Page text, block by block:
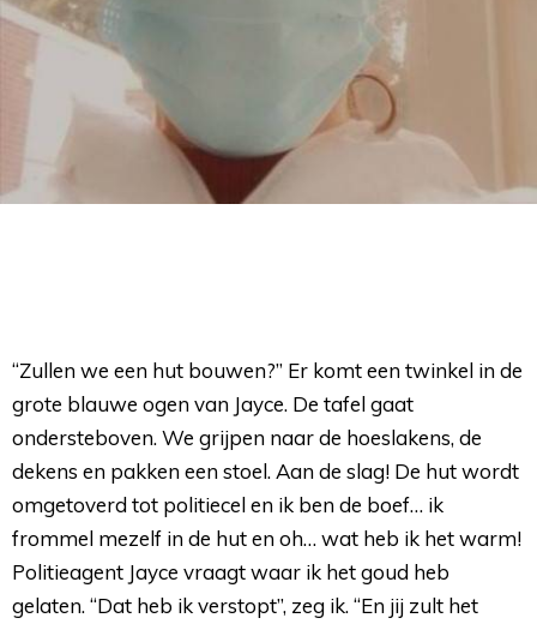
“Zullen we een hut bouwen?” Er komt een twinkel in de
grote blauwe ogen van Jayce. De tafel gaat
ondersteboven. We grijpen naar de hoeslakens, de
dekens en pakken een stoel. Aan de slag! De hut wordt
omgetoverd tot politiecel en ik ben de boef… ik
frommel mezelf in de hut en oh… wat heb ik het warm!
Politieagent Jayce vraagt waar ik het goud heb
gelaten. “Dat heb ik verstopt”, zeg ik. “En jij zult het